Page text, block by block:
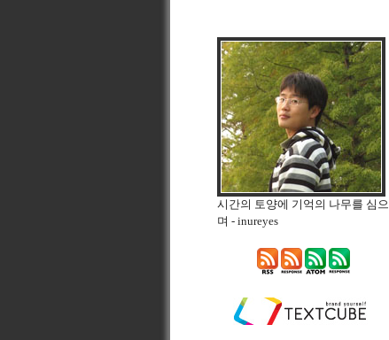
시간의 토양에 기억의 나무를 심으
며 - inureyes